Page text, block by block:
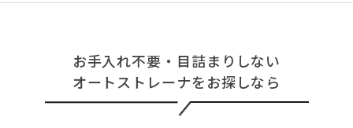
お手入れ不要・目詰まりしない
オートストレーナをお探しなら